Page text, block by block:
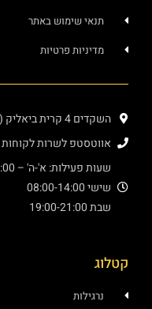
שימוש באתר
פרטיות
לשרות לקוחות : 052-4000276
א'-ה' – 08:00-20:00